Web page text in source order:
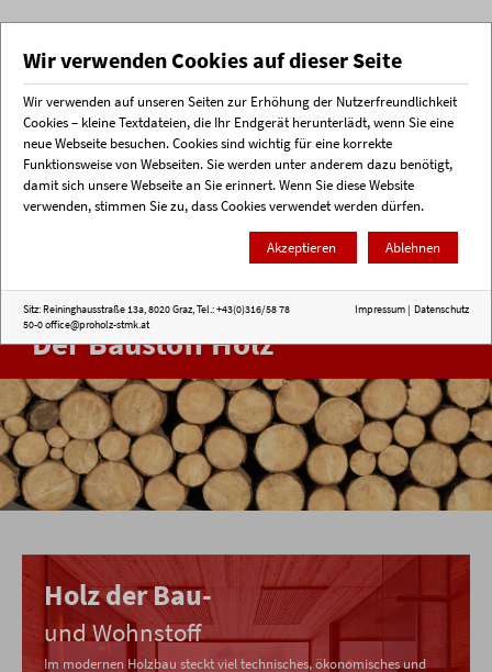
Menü
Startseite Bauberatung Der Baustoff Holz
Der Baustoff Holz
Holz der Bau-
und Wohnstoff
Im modernen Holzbau steckt viel technisches, ökonomisches und
Wir verwenden Cookies auf dieser Seite
Wir verwenden auf unseren Seiten zur Erhöhung der Nutzerfreundlichkeit
Cookies – kleine Textdateien, die Ihr Endgerät herunterlädt, wenn Sie eine
neue Webseite besuchen. Cookies sind wichtig für eine korrekte
Funktionsweise von Webseiten. Sie werden unter anderem dazu benötigt,
damit sich unsere Webseite an Sie erinnert. Wenn Sie diese Website
verwenden, stimmen Sie zu, dass Cookies verwendet werden dürfen.
Akzeptieren Ablehnen
Sitz: Reininghausstraße 13a, 8020 Graz, Tel.: +43(0)316/58 78
50-0office@proholz-stmk.at
Impressum | Datenschutz